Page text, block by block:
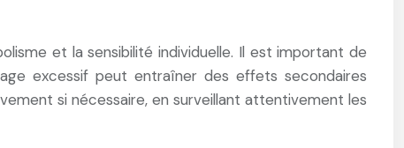
et la sensibilité individuelle. Il est important de
excessif peut entraîner des effets secondaires
si nécessaire, en surveillant attentivement les